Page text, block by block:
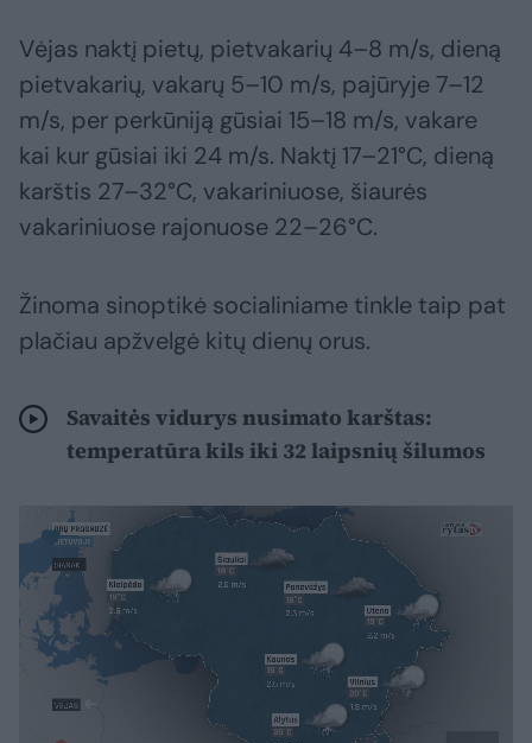
Vėjas naktį pietų, pietvakarių 4–8 m/s, dieną
pietvakarių, vakarų 5–10 m/s, pajūryje 7–12
m/s, per perkūniją gūsiai 15–18 m/s, vakare
kai kur gūsiai iki 24 m/s. Naktį 17–21°C, dieną
karštis 27–32°C, vakariniuose, šiaurės
vakariniuose rajonuose 22–26°C.
Žinoma sinoptikė socialiniame tinkle taip pat
plačiau apžvelgė kitų dienų orus.
Savaitės vidurys nusimato karštas:
temperatūra kils iki 32 laipsnių šilumos